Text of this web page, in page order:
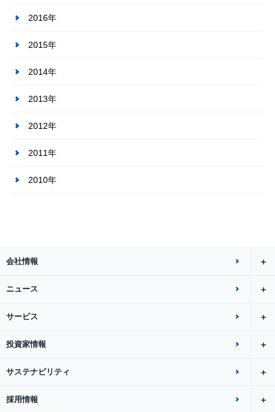
2016年
2015年
2014年
2013年
2012年
2011年
2010年
会社情報
ニュース
サービス
投資家情報
サステナビリティ
採用情報